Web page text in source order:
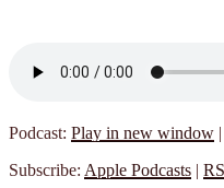
Podcast: Play in new window |
Subscribe: Apple Podcasts |